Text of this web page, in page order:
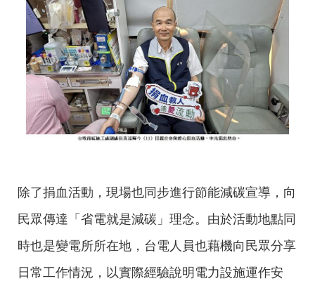
除了捐血活動，現場也同步進行節能減碳宣導，向
民眾傳達「省電就是減碳」理念。由於活動地點同
時也是變電所所在地，台電人員也藉機向民眾分享
日常工作情況，以實際經驗說明電力設施運作安